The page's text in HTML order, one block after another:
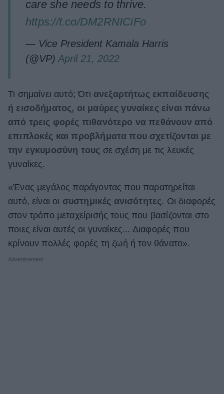
care she needs to thrive.
https://t.co/DM2RNICiFo
— Vice President Kamala Harris
(@VP) April 21, 2022
Τι σημαίνει αυτό; Ότι ανεξαρτήτως εκπαίδευσης
ή εισοδήματος, οι μαύρες γυναίκες είναι πάνω
από τρεις φορές πιθανότερο να πεθάνουν από
επιπλοκές και προβλήματα που σχετίζονται με
την εγκυμοσύνη τους σε σχέση με τις λευκές
γυναίκες.
«Ένας μεγάλος παράγοντας που παρατηρείται
αυτό, είναι οι συστημικές ανισότητες. Οι διαφορές
στον τρόπο μεταχείρισής τους που βασίζονται στο
ποιες είναι αυτές οι γυναίκες... Διαφορές που
κρίνουν πολλές φορές τη ζωή ή τον θάνατο».